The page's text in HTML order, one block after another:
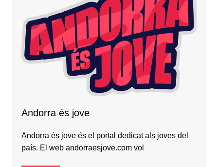
Andorra és jove
Andorra és jove és el portal dedicat als joves del
país. El web andorraesjove.com vol